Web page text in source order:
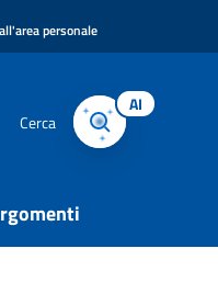
personale
Cerca
AI